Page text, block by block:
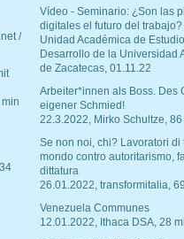
/
Vídeo - Seminario: ¿Son las
digitales el futuro del trabajo?
Unidad Académica de
Desarrollo de la Universidad
de Zacatecas, 01.11.22
Arbeiter*innen als Boss. Des
eigener Schmied!
22.3.2022, Mirko Schultze, 86
Se non noi, chi? Lavoratori di
mondo contro autoritarismo,
dittatura
26.01.2022, transformitalia,
Venezuela Communes
12.01.2022, Ithaca DSA, 28